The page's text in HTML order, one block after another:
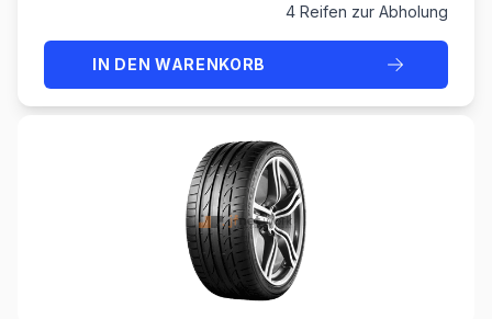
4 Reifen zur Abholung
IN DEN WARENKORB